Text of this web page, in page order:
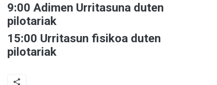
9:00 Adimen Urritasuna duten
pilotariak
15:00 Urritasun fisikoa duten
pilotariak